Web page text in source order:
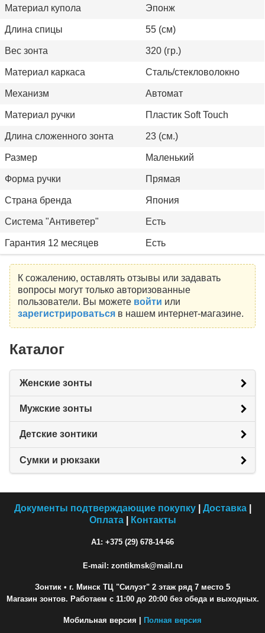
Материал купола Эпонж
Длина спицы 55 (см)
Вес зонта 320 (гр.)
Материал каркаса Сталь/стекловолокно
Механизм Автомат
Материал ручки Пластик Soft Touch
Длина сложенного зонта 23 (см.)
Размер Маленький
Форма ручки Прямая
Страна бренда Япония
Система "Антиветер" Есть
Гарантия 12 месяцев Есть
К сожалению, оставлять отзывы или задавать
вопросы могут только авторизованные
пользователи. Вы можете войти или
зарегистрироватьсяв нашем интернет-магазине.
Каталог
Женские зонты
Мужские зонты
Детские зонтики
Сумки и рюкзаки
Документы подтверждающие покупку| Доставка|
Оплата| Контакты
A1: +375 (29) 678-14-66
E-mail: zontikmsk@mail.ru
Зонтик • г. Минск ТЦ "Силуэт" 2 этаж ряд 7 место 5
Магазин зонтов. Работаем с 11:00 до 20:00 без обеда и выходных.
Мобильная версия | Полная версия